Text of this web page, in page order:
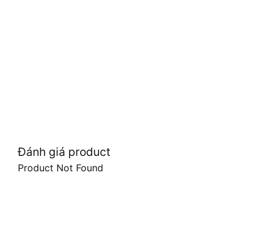
Đánh giá product
Product Not Found